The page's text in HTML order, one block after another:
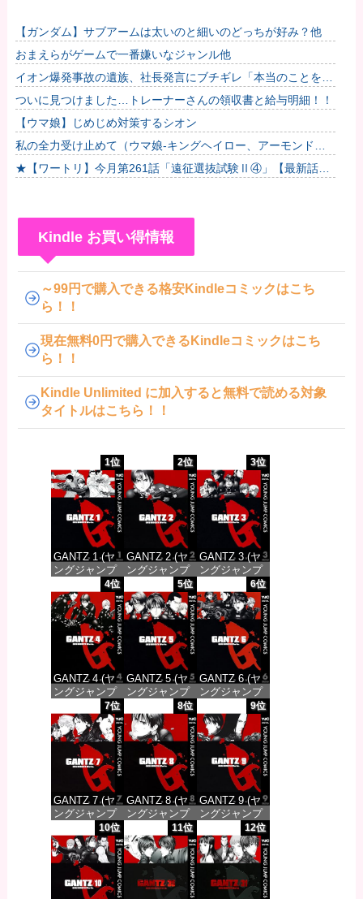
【ガンダム】サブアームは太いのと細いのどっちが好み？他
おまえらがゲームで一番嫌いなジャンル他
イオン爆発事故の遺族、社長発言にブチギレ「本当のことを話
して」
ついに見つけました…トレーナーさんの領収書と給与明細！！
【ウマ娘】じめじめ対策するシオン
私の全力受け止めて（ウマ娘-キングヘイロー、アーモンドア
イ、フサイチパンドラ、ラインクラフト）
★【ワートリ】今月第261話「遠征選抜試験Ⅱ④」【最新話コ
Kindle お買い得情報
～99円で購入できる格安Kindleコミックはこち
ら！！
現在無料0円で購入できるKindleコミックはこち
ら！！
Kindle Unlimited に加入すると無料で読める対象
タイトルはこちら！！
1位
GANTZ 1 (ヤ
ングジャンプ
コミックス
DIGITAL)
価格：¥100
2位
GANTZ 2 (ヤ
ングジャンプ
コミックス
DIGITAL)
価格：¥100
3位
GANTZ 3 (ヤ
ングジャンプ
コミックス
DIGITAL)
価格：¥100
4位
GANTZ 4 (ヤ
ングジャンプ
コミックス
DIGITAL)
価格：¥100
5位
GANTZ 5 (ヤ
ングジャンプ
コミックス
DIGITAL)
価格：¥100
6位
GANTZ 6 (ヤ
ングジャンプ
コミックス
DIGITAL)
価格：¥100
7位
GANTZ 7 (ヤ
ングジャンプ
コミックス
DIGITAL)
価格：¥100
8位
GANTZ 8 (ヤ
ングジャンプ
コミックス
DIGITAL)
価格：¥100
9位
GANTZ 9 (ヤ
ングジャンプ
コミックス
DIGITAL)
価格：¥100
10位 11位 12位